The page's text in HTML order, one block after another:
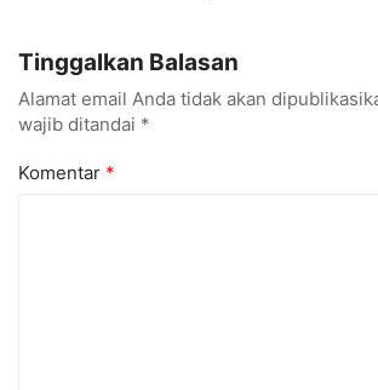
Tinggalkan Balasan
Alamat email Anda tidak akan
wajib ditandai *
Komentar *